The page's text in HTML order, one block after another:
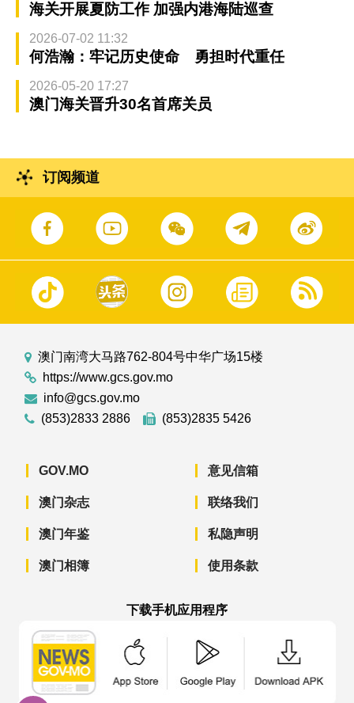
海关开展夏防工作 加强内港海陆巡查
2026-07-02 11:32
何浩瀚：牢记历史使命 勇担时代重任
2026-05-20 17:27
澳门海关晋升30名首席关员
订阅频道
澳门南湾大马路762-804号中华广场15楼
https://www.gcs.gov.mo
info@gcs.gov.mo
(853)2833 2886
(853)2835 5426
GOV.MO
澳门杂志
澳门年鉴
澳门相簿
意见信箱
联络我们
私隐声明
使用条款
下载手机应用程序